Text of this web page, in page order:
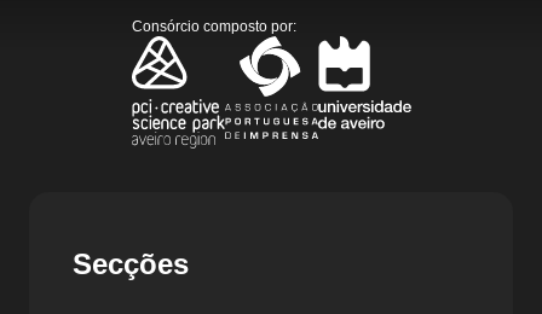
Consórcio composto por:
Secções